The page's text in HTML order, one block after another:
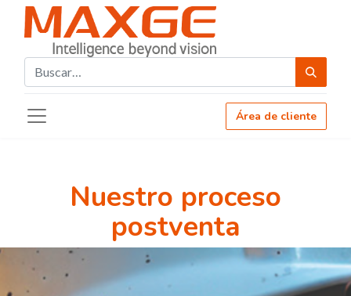
Área de cliente
Nuestro proceso
postventa